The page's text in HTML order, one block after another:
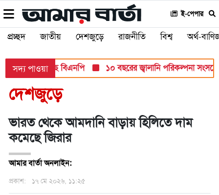
ই-পেপার
প্রচ্ছদ জাতীয় দেশজুড়ে রাজনীতি বিশ্ব অর্থ-
সদ্য পাওয়া
মনোনয়ন দিচ্ছে বিএনপি ১০ বছরের জ্বালানি পরিকল্পনা সংসদে
দেশজুড়ে
ভারত থেকে আমদানি বাড়ায় হিলিতে দাম
কমেছে জিরার
আমার বার্তা অনলাইন:
প্রকাশ: ১৭ মে ২০২৬, ১১:২৫